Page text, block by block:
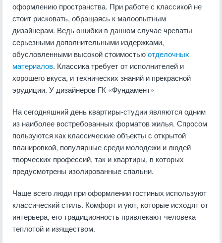
оформлению пространства. При работе с классикой не
стоит рисковать, обращаясь к малоопытным
дизайнерам. Ведь ошибки в данном случае чреваты
серьезными дополнительными издержками,
обусловленными высокой стоимостьюотделочных
материалов. Классика требует от исполнителей и
хорошего вкуса, и технических знаний и прекрасной
эрудиции. У дизайнеров ГК «Фундамент»
На сегодняшний день квартиры-студии являются одним
из наиболее востребованных форматов жилья. Спросом
пользуются как классические объекты с открытой
планировкой, популярные среди молодежи и людей
творческих профессий, так и квартиры, в которых
предусмотрены изолированные спальни.
Чаще всего люди при оформлении гостиных используют
классический стиль. Комфорт и уют, которые исходят от
интерьера, его традиционность привлекают человека
теплотой и изяществом.